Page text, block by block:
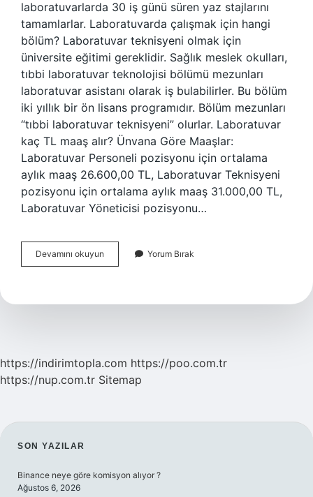
laboratuvarlarda 30 iş günü süren yaz stajlarını
tamamlarlar. Laboratuvarda çalışmak için hangi
bölüm? Laboratuvar teknisyeni olmak için
üniversite eğitimi gereklidir. Sağlık meslek okulları,
tıbbi laboratuvar teknolojisi bölümü mezunları
laboratuvar asistanı olarak iş bulabilirler. Bu bölüm
iki yıllık bir ön lisans programıdır. Bölüm mezunları
“tıbbi laboratuvar teknisyeni” olurlar. Laboratuvar
kaç TL maaş alır? Ünvana Göre Maaşlar:
Laboratuvar Personeli pozisyonu için ortalama
aylık maaş 26.600,00 TL, Laboratuvar Teknisyeni
pozisyonu için ortalama aylık maaş 31.000,00 TL,
Laboratuvar Yöneticisi pozisyonu…
Devamını okuyun Laboratuvar
Da
Hangi
Yorum Bırak
https://indirimtopla.com https://poo.com.tr
https://nup.com.tr Sitemap
SIDEBAR
SON YAZILAR
Binance neye göre komisyon alıyor ?
Ağustos 6, 2026